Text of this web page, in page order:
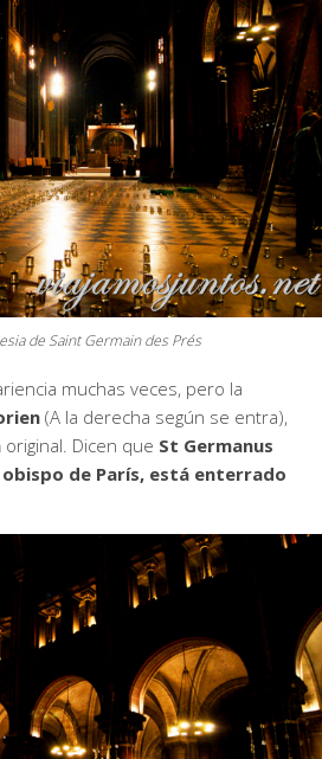
de Saint Germain des Prés
muchas veces, pero la
(A la derecha según se entra),
original. Dicen que St Germanus
de París, está enterrado